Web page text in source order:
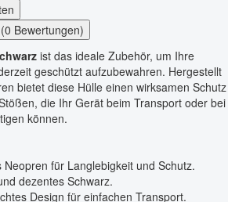
Bewertungen)
ist das ideale Zubehör, um Ihre
geschützt aufzubewahren. Hergestellt
bietet diese Hülle einen wirksamen Schutz
die Ihr Gerät beim Transport oder bei
können.
Neopren für Langlebigkeit und Schutz.
dezentes Schwarz.
Design für einfachen Transport.